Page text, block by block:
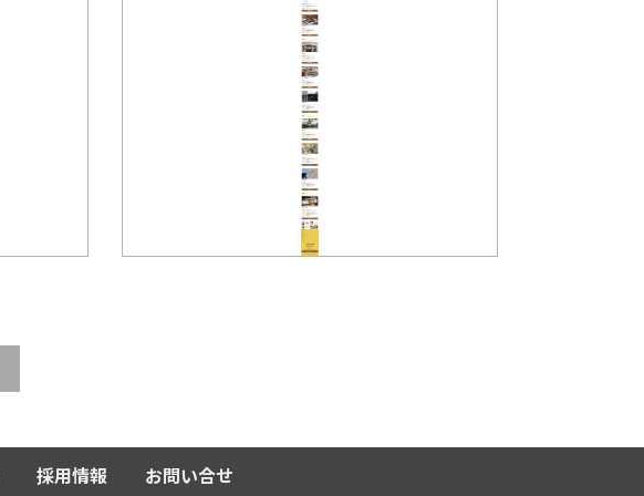
採用情報 お問い合せ